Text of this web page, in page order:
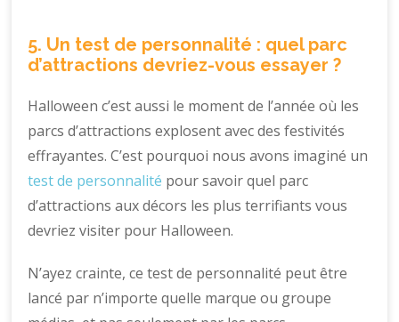
5. Un test de personnalité : quel parc
d’attractions devriez-vous essayer ?
Halloween c’est aussi le moment de l’année où les
parcs d’attractions explosent avec des festivités
effrayantes. C’est pourquoi nous avons imaginé un
test de personnalité pour savoir quel parc
d’attractions aux décors les plus terrifiants vous
devriez visiter pour Halloween.
N’ayez crainte, ce test de personnalité peut être
lancé par n’importe quelle marque ou groupe